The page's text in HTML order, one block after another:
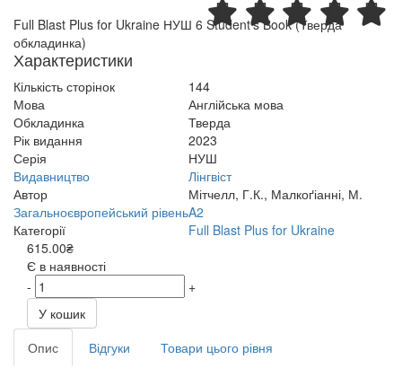
Full Blast Plus for Ukraine НУШ 6 Student's Book (Тверда
обкладинка)
Характеристики
Кількість сторінок
144
Мова
Англійська мова
Обкладинка
Тверда
Рік видання
2023
Серія
НУШ
Видавництво
Лінгвіст
Автор
Мітчелл, Г.К., Малкоґіанні, М.
Загальноєвропейський рівеньA2
Категорії
Full Blast Plus for Ukraine
615.00₴
Є в наявності
-
+
У кошик
Опис
Відгуки Товари цього рівня